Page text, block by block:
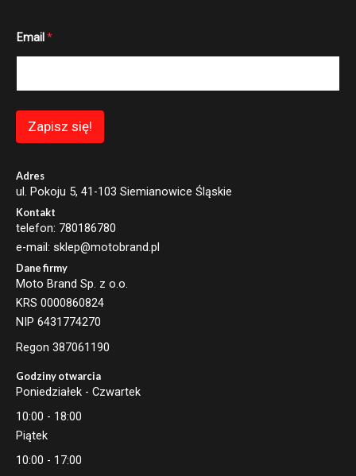
m
E
l
m
a
l
Email *
Zapisz się!
Adres
ul. Pokoju 5, 41-103 Siemianowice Śląskie
Kontakt
telefon: 780186780
e-mail: sklep@motobrand.pl
Dane firmy
Moto Brand Sp. z o.o.
KRS 0000860824
NIP 6431774270
Regon 387061190
Godziny otwarcia
Poniedziałek - Czwartek
10:00 - 18:00
Piątek
10:00 - 17:00